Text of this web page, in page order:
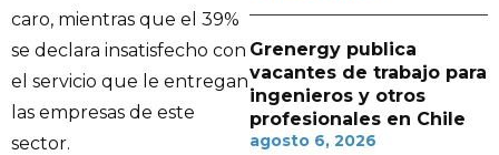
caro, mientras que el 39%
se declara insatisfecho con
el servicio que le entregan
las empresas de este
sector.
Grenergy publica
vacantes de trabajo para
ingenieros y otros
profesionales en Chile
agosto 6, 2026